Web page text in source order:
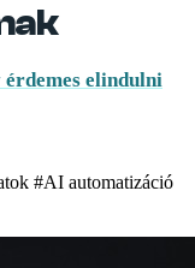
elindulni
#AI automatizáció